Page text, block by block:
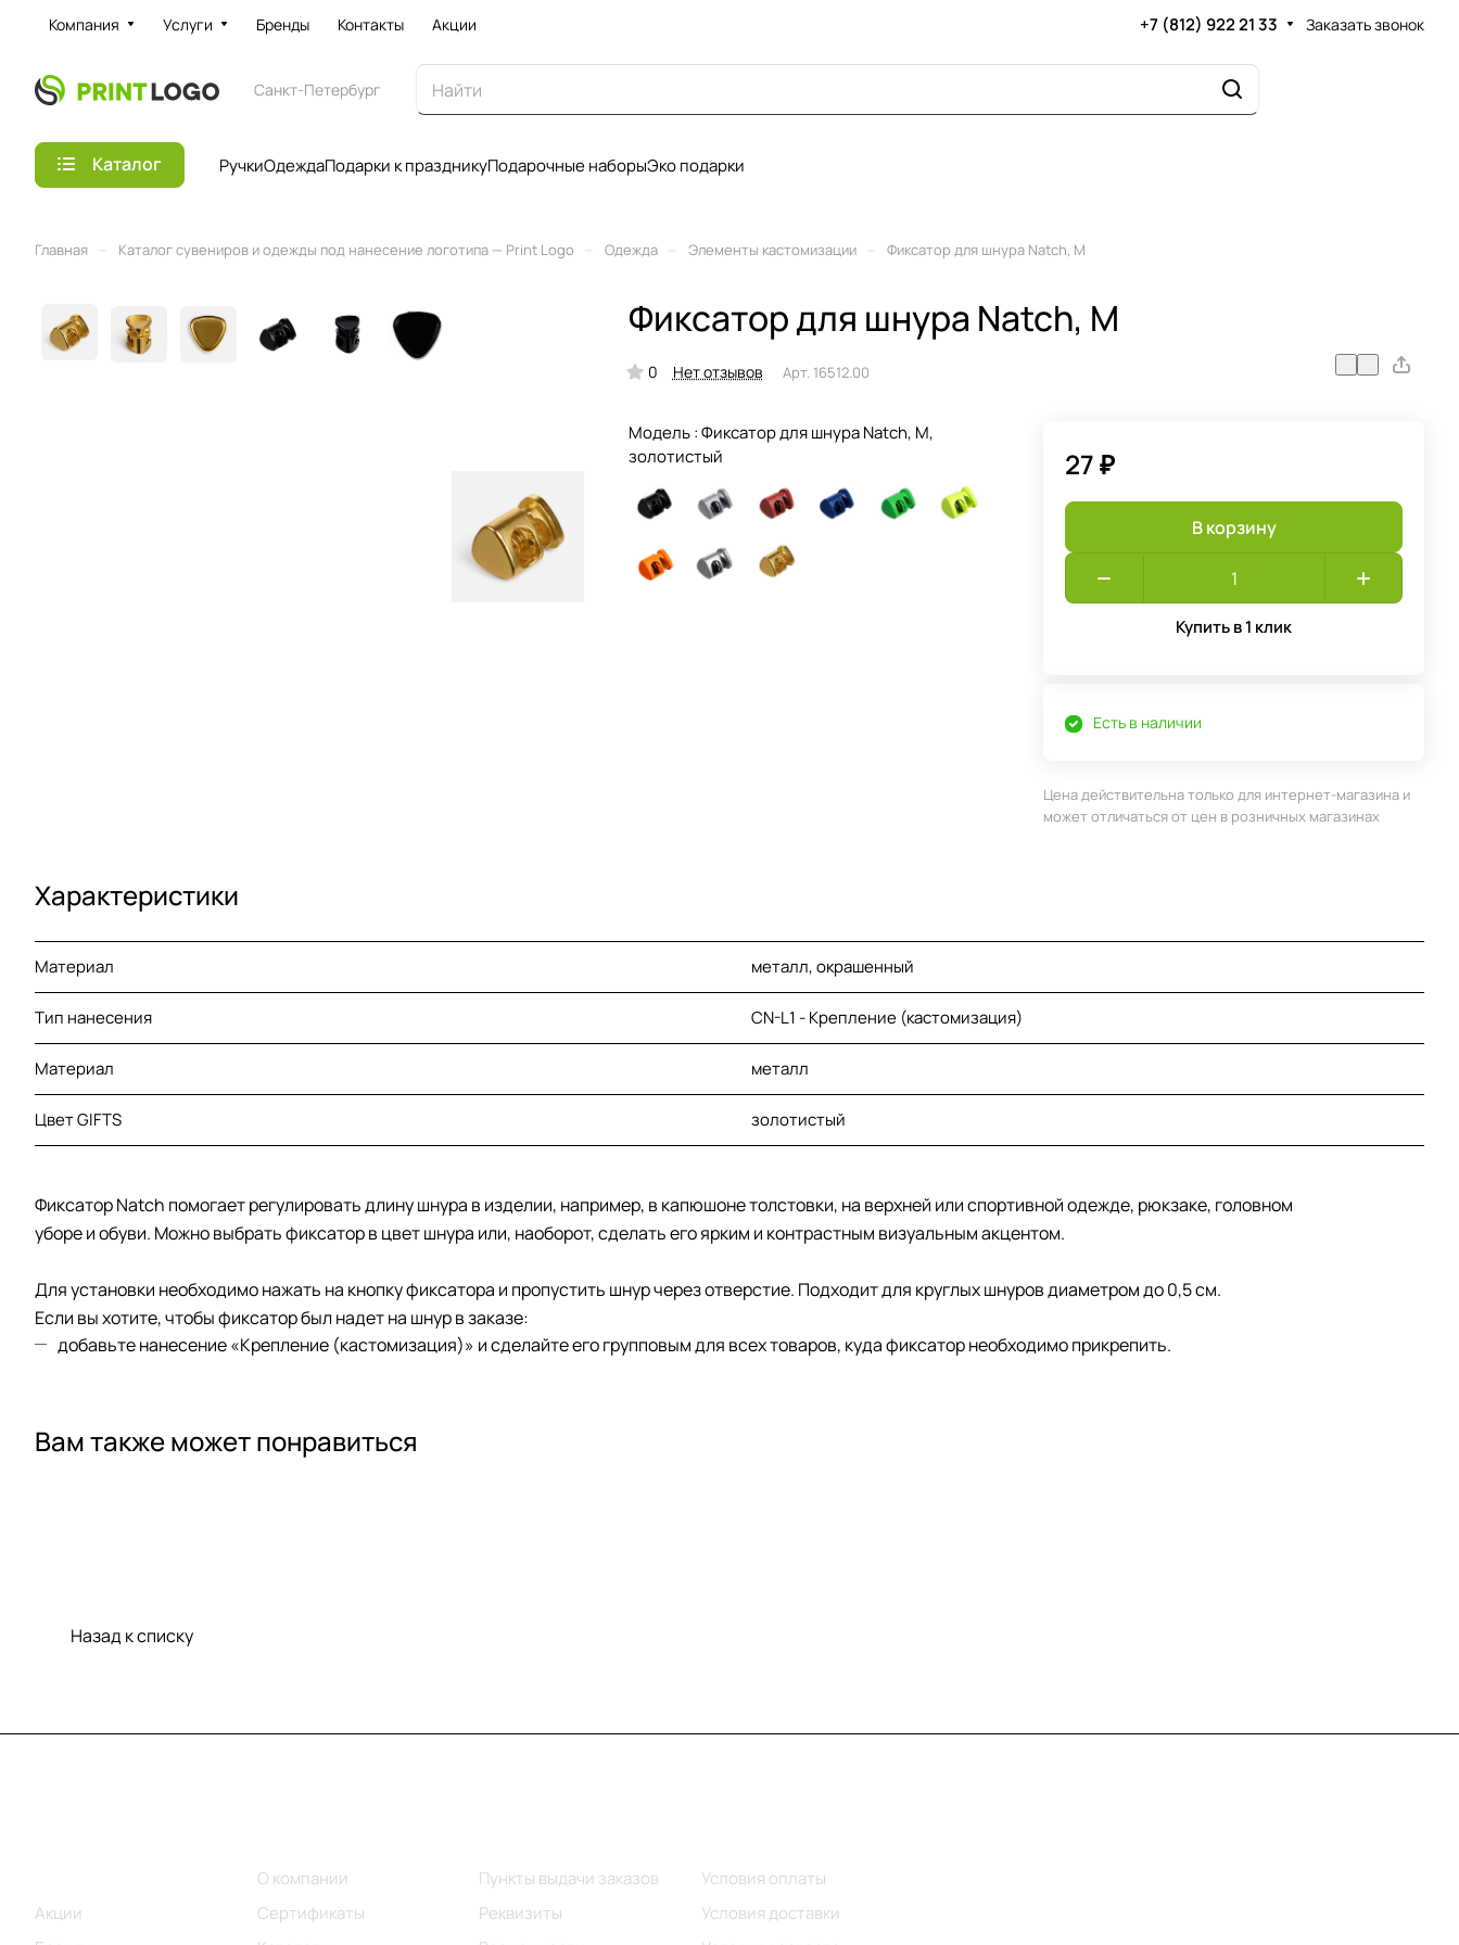
Компания Услуги Бренды Контакты Акции +7 (812) 922 21 33 Заказать звонок
Санкт-Петербург
Каталог РучкиОдеждаПодарки к праздникуПодарочные наборыЭко подарки
Главная Каталог сувениров и одежды под нанесение логотипа — Print Logo Одежда Элементы кастомизации Фиксатор для шнура Natch, M
Фиксатор для шнура Natch, M
0 Нет отзывов Арт. 16512.00
Модель :Фиксатор для шнура Natch, M,
золотистый
27 ₽
В корзину
Купить в 1 клик
Есть в наличии
Цена действительна только для интернет-магазина и
может отличаться от цен в розничных магазинах
Характеристики
Материал металл, окрашенный
Тип нанесения CN-L1 - Крепление (кастомизация)
Материал металл
Цвет GIFTS золотистый
Фиксатор Natch помогает регулировать длину шнура в изделии, например, в капюшоне толстовки, на верхней или спортивной одежде, рюкзаке, головном
уборе и обуви. Можно выбрать фиксатор в цвет шнура или, наоборот, сделать его ярким и контрастным визуальным акцентом.
Для установки необходимо нажать на кнопку фиксатора и пропустить шнур через отверстие. Подходит для круглых шнуров диаметром до 0,5 см.
Если вы хотите, чтобы фиксатор был надет на шнур в заказе:
добавьте нанесение «Крепление (кастомизация)» и сделайте его групповым для всех товаров, куда фиксатор необходимо прикрепить.
Вам также может понравиться
Назад к списку
Акции
О компании
Сертификаты
Пункты выдачи заказов
Реквизиты
Условия оплаты
Условия доставки